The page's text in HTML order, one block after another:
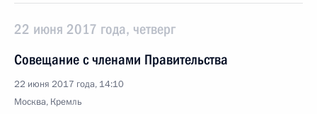
22 июня 2017 года, четверг
Совещание с членами Правительства
22 июня 2017 года, 14:10
Москва, Кремль